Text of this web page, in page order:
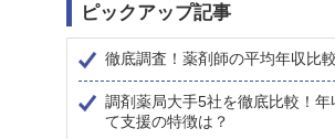
ピックアップ記事
徹底調査！薬剤師の平均年収比較
調剤薬局大手5社を徹底比較！
て支援の特徴は？